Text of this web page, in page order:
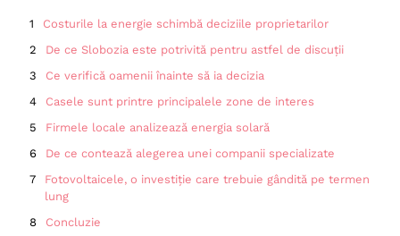
Costurile la energie schimbă deciziile proprietarilor
De ce Slobozia este potrivită pentru astfel de discuții
Ce verifică oamenii înainte să ia decizia
Casele sunt printre principalele zone de interes
Firmele locale analizează energia solară
De ce contează alegerea unei companii specializate
Fotovoltaicele, o investiție care trebuie gândită pe termen
lung
Concluzie